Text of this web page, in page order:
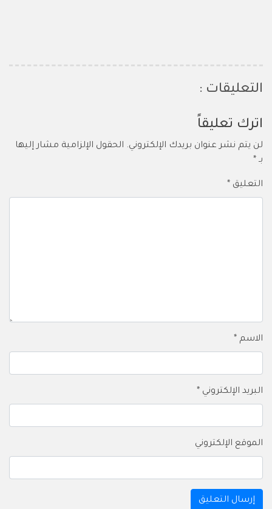
التعليقات :
اترك تعليقاً
لن يتم نشر عنوان بريدك الإلكتروني. الحقول الإلزامية مشار إليها
بـ *
التعليق *
الاسم *
البريد الإلكتروني *
الموقع الإلكتروني